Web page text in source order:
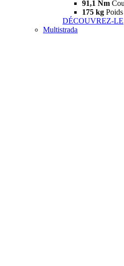
91,1 Nm
175 kg
DÉCOUVREZ-LE
Multistrada